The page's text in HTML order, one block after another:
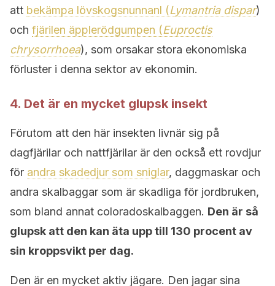
att bekämpa lövskogsnunnanl (Lymantria dispar)
och fjärilen äpplerödgumpen (Euproctis
chrysorrhoea), som orsakar stora ekonomiska
förluster i denna sektor av ekonomin.
4. Det är en mycket glupsk insekt
Förutom att den här insekten livnär sig på
dagfjärilar och nattfjärilar är den också ett rovdjur
för andra skadedjur som sniglar, daggmaskar och
andra skalbaggar som är skadliga för jordbruken,
som bland annat coloradoskalbaggen. Den är så
glupsk att den kan äta upp till 130 procent av
sin kroppsvikt per dag.
Den är en mycket aktiv jägare. Den jagar sina